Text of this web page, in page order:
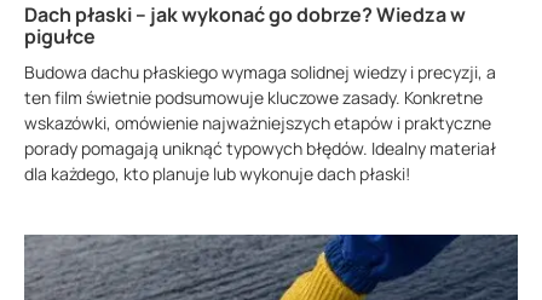
Dach płaski – jak wykonać go dobrze? Wiedza w
pigułce
Budowa dachu płaskiego wymaga solidnej wiedzy i precyzji, a
ten film świetnie podsumowuje kluczowe zasady. Konkretne
wskazówki, omówienie najważniejszych etapów i praktyczne
porady pomagają uniknąć typowych błędów. Idealny materiał
dla każdego, kto planuje lub wykonuje dach płaski!